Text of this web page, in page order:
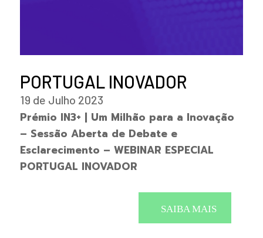
PORTUGAL INOVADOR
19 de Julho 2023
Prémio IN3+ | Um Milhão para a Inovação
– Sessão Aberta de Debate e
Esclarecimento – WEBINAR ESPECIAL
PORTUGAL INOVADOR
SAIBA MAIS